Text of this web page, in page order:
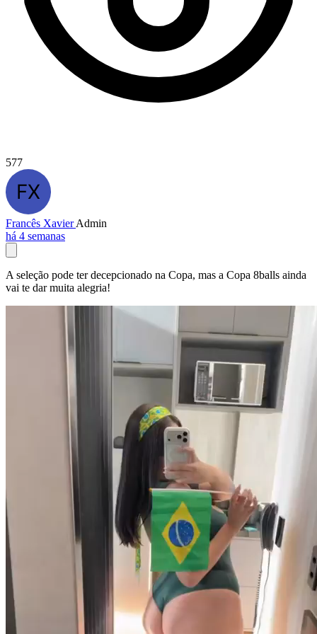
577
Francês XavierAdmin
há 4 semanas
A seleção pode ter decepcionado na Copa, mas a Copa 8balls ainda
vai te dar muita alegria!